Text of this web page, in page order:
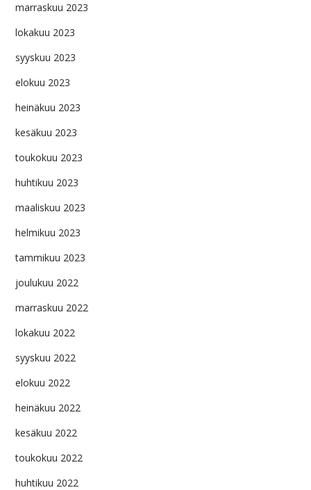
marraskuu 2023
lokakuu 2023
syyskuu 2023
elokuu 2023
heinäkuu 2023
kesäkuu 2023
toukokuu 2023
huhtikuu 2023
maaliskuu 2023
helmikuu 2023
tammikuu 2023
joulukuu 2022
marraskuu 2022
lokakuu 2022
syyskuu 2022
elokuu 2022
heinäkuu 2022
kesäkuu 2022
toukokuu 2022
huhtikuu 2022